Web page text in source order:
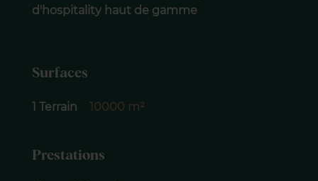
d'hospitality haut de gamme
Surfaces
1 Terrain 10000 m²
Prestations